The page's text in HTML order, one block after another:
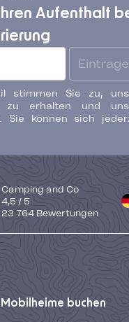
Aufenthalt
stimmen Sie zu,
zu erhalten und
Sie können sich
Camping and Co
4,5 / 5
23 764Bewertungen
Mobilheime buchen